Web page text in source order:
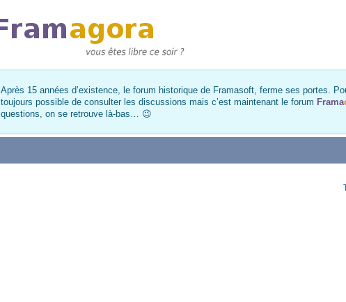
Après 15 années d’existence, le forum historique de Framasoft, ferme ses portes.
toujours possible de consulter les discussions mais c’est maintenant le forum Frama
questions, on se retrouve là-bas… 😉